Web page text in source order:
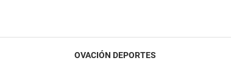
OVACIÓN DEPORTES